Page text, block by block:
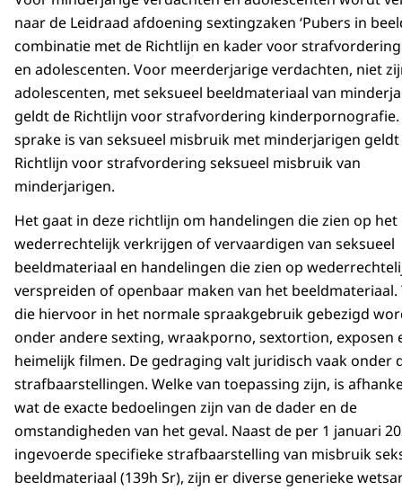
naar de Leidraad afdoening sextingzaken ‘Pubers in
combinatie met de Richtlijn en kader voor
en adolescenten. Voor meerderjarige verdachten, niet
adolescenten, met seksueel beeldmateriaal van
geldt de Richtlijn voor strafvordering
sprake is van seksueel misbruik met minderjarigen
Richtlijn voor strafvordering seksueel misbruik van
minderjarigen.
Het gaat in deze richtlijn om handelingen die zien op het
wederrechtelijk verkrijgen of vervaardigen van seksueel
beeldmateriaal en handelingen die zien op
verspreiden of openbaar maken van het beeldmateriaal.
die hiervoor in het normale spraakgebruik gebezigd
onder andere sexting, wraakporno, sextortion, exposen
heimelijk filmen. De gedraging valt juridisch vaak onder
strafbaarstellingen. Welke van toepassing zijn, is
wat de exacte bedoelingen zijn van de dader en de
omstandigheden van het geval. Naast de per 1 januari
ingevoerde specifieke strafbaarstelling van misbruik
beeldmateriaal (139h Sr), zijn er diverse generieke